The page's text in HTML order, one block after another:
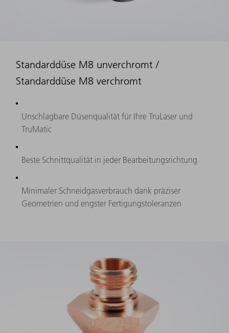
Standarddüse M8 unverchromt /
Standarddüse M8 verchromt
Unschlagbare Düsenqualität für Ihre TruLaser und
TruMatic
Beste Schnittqualität in jeder Bearbeitungsrichtung
Minimaler Schneidgasverbrauch dank präziser
Geometrien und engster Fertigungstoleranzen